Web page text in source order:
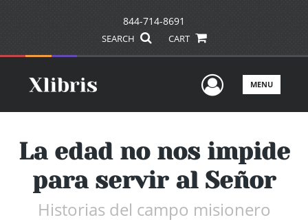
844-714-8691
SEARCH CART
UserMENU
La edad no nos impide
para servir al Señor
Historias del campo misionero